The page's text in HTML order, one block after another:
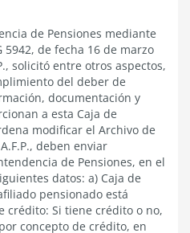
de Pensiones mediante
5942, de fecha 16 de marzo
solicitó entre otros aspectos,
del deber de
documentación y
a esta Caja de
modificar el Archivo de
deben enviar
de Pensiones, en el
datos: a) Caja de
pensionado está
crédito: Si tiene crédito o no,
concepto de crédito, en